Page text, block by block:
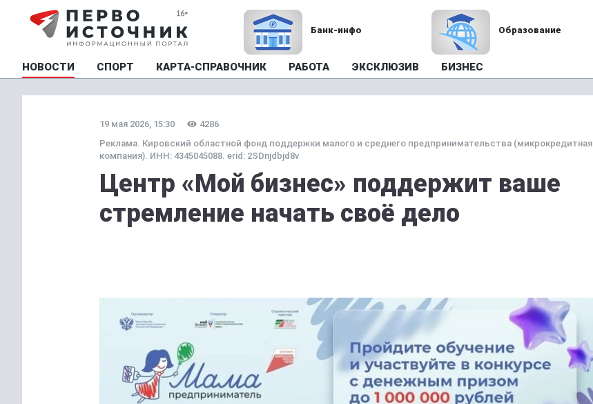
Банк-инфо Образование
НОВОСТИ СПОРТ КАРТА-СПРАВОЧНИК РАБОТА ЭКСКЛЮЗИВ БИЗНЕС
19 мая 2026, 15:30
4286
Реклама. Кировский областной фонд поддержки малого и среднего предпринимательства (микрокредитная
компания). ИНН: 4345045088. erid: 2SDnjdbjd8v
Центр «Мой бизнес» поддержит ваше
стремление начать своё дело